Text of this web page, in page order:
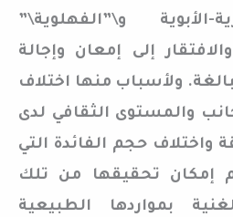
الأبوية و\”الفهلوية\”
إلى إمعان وإجالة
ولأسباب منها اختلاف
والمستوى الثقافي لدى
حجم الفائدة التي
إمكان تحقيقها من تلك
بمواردها الطبيعية